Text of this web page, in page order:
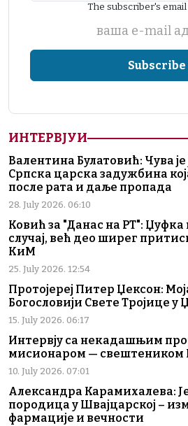
The subscriber's
ваша е-mail
ИНТЕРВЈУИ
Валентина Булатовић: Чува је
Српска царска задужбина
после рата и даље пропада
28. July 2026. 06:10
Ковић за "Данас на РТ": Џуфка
случај, већ део ширег
КиМ
25. July 2026. 12:54
Протојереј Питер Џексон:
Богословији Свете Тројице
15. July 2026. 06:17
Интервју са некадашњим
мисионаром — свештеником
10. July 2026. 07:01
Александра Карамихалева:
породица у Швајцарској –
фармације и вечности